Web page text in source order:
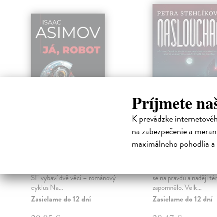
Príjmete
K prevádzke
na zabezpečenie a
maximálneho pohodlia
SF vybaví dvě věci – románový
cyklus Na...
Zasielame do 12 dní
Naslouchač
väzba)
Stehlíková Petra|
se na pravdu a naději
zapomnělo. Velk...
Zasielame do 12 dní